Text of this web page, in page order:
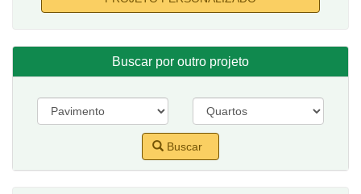
Buscar por outro projeto
Buscar